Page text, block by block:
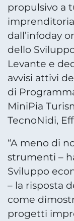
propulsivo a
dall’infoday
dello
Levante e
avvisi attivi
di
MiniPia
TecnoNidi,
“A meno di
strumenti –
Sviluppo
– la risposta
come
progetti